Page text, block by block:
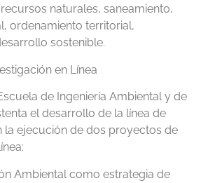
naturales, saneamiento,
ordenamiento territorial,
sostenible.
en Línea
de Ingeniería Ambiental y de
el desarrollo de la línea de
la ejecución de dos proyectos de
Ambiental como estrategia de